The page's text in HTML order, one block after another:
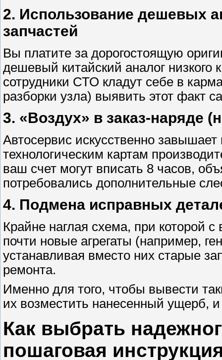
2. Использование дешевых
запчастей
Вы платите за дорогостоящую
дешевый китайский аналог низкого
сотрудники СТО кладут себе в
разборки узла) выявить этот факт
3. «Воздух» в заказ-наряде
Автосервис искусственно
технологическим картам
ваш счет могут вписать 8 часов,
потребовались дополнительные
4. Подмена исправных
Крайне наглая схема, при которой
почти новые агрегаты (например,
устанавливая вместо них старые
ремонта.
Именно для того, чтобы вывести
их возместить нанесенный ущерб,
Как выбрать
пошаговая